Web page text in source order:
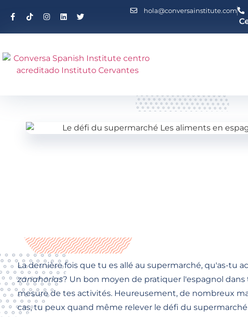
hola@conversainstitute.com
La dernière fois que tu es allé au supermarché, qu'as-tu
zanahorias? Un bon moyen de pratiquer l'espagnol
mesure de tes activités. Heureusement, de nombreux
cas, tu peux quand même relever le défi du